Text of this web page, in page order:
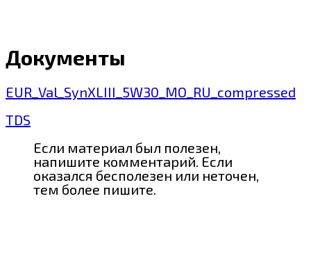
Документы
EUR_Val_SynXLIII_5W30_MO_RU_compressed
TDS
Если материал был полезен,
напишите комментарий. Если
оказался бесполезен или неточен,
тем более пишите.